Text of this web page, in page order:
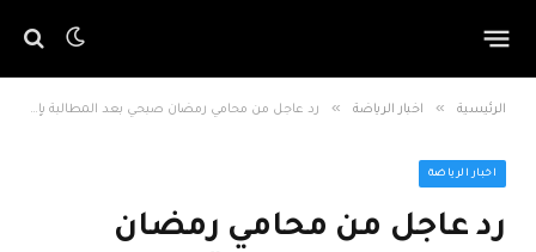
الرئيسية » اخبار الرياضة » رد عاجل من محامي رمضان صبحي بعد المطالبة بإيقافه 4 سنوات
اخبار الرياضة
رد عاجل من محامي رمضان